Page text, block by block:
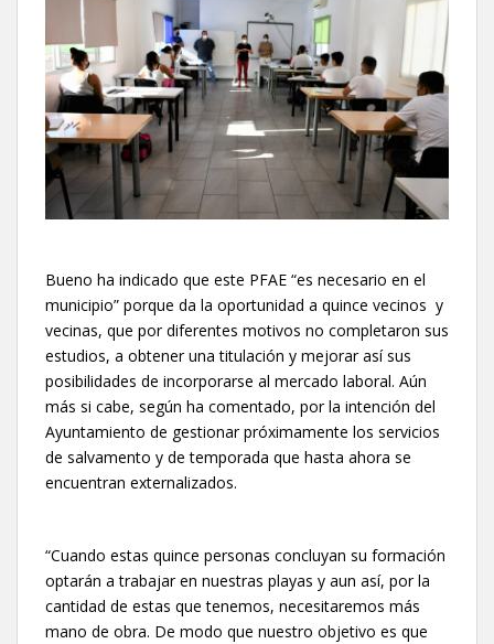
Bueno ha indicado que este PFAE “es necesario en el
municipio” porque da la oportunidad a quince vecinos y
vecinas, que por diferentes motivos no completaron sus
estudios, a obtener una titulación y mejorar así sus
posibilidades de incorporarse al mercado laboral. Aún
más si cabe, según ha comentado, por la intención del
Ayuntamiento de gestionar próximamente los servicios
de salvamento y de temporada que hasta ahora se
encuentran externalizados.
“Cuando estas quince personas concluyan su formación
optarán a trabajar en nuestras playas y aun así, por la
cantidad de estas que tenemos, necesitaremos más
mano de obra. De modo que nuestro objetivo es que